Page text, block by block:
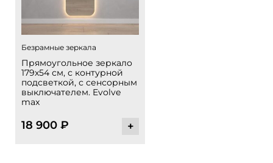
Безрамные зеркала
Прямоугольное зеркало
179х54 см, с контурной
подсветкой, с сенсорным
выключателем. Evolve
max
18 900 ₽ +